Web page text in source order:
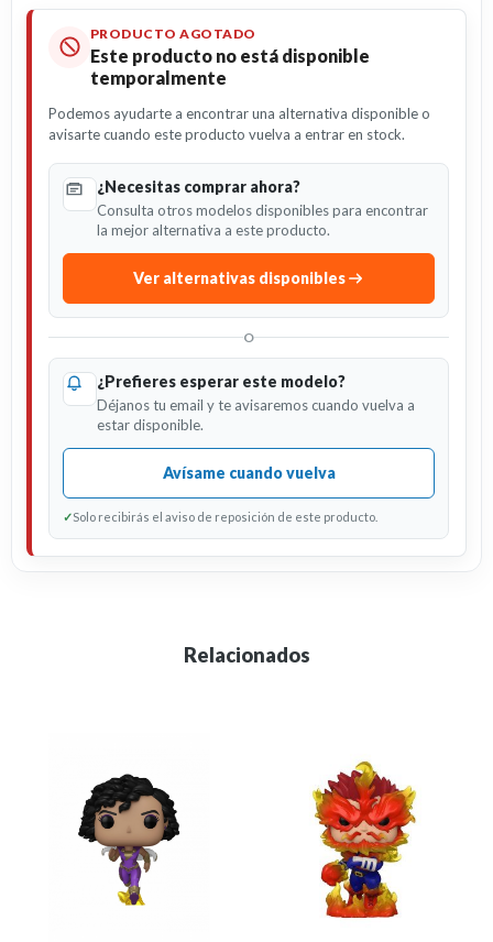
PRODUCTO AGOTADO
Este producto no está disponible
temporalmente
Podemos ayudarte a encontrar una alternativa disponible o
avisarte cuando este producto vuelva a entrar en stock.
¿Necesitas comprar ahora?
Consulta otros modelos disponibles para encontrar
la mejor alternativa a este producto.
Ver alternativas disponibles
O
¿Prefieres esperar este modelo?
Déjanos tu email y te avisaremos cuando vuelva a
estar disponible.
Avísame cuando vuelva
✓Solo recibirás el aviso de reposición de este producto.
Relacionados